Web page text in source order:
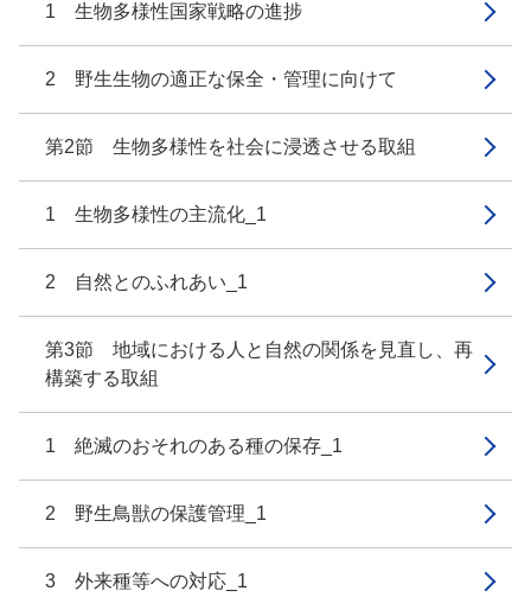
1 生物多様性国家戦略の進捗
2 野生生物の適正な保全・管理に向けて
第2節 生物多様性を社会に浸透させる取組
1 生物多様性の主流化_1
2 自然とのふれあい_1
第3節 地域における人と自然の関係を見直し、再
構築する取組
1 絶滅のおそれのある種の保存_1
2 野生鳥獣の保護管理_1
3 外来種等への対応_1